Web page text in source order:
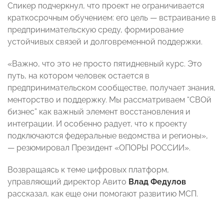
Спикер подчеркнул, что проект не ограничивается
краткосрочным обучением: его цель — встраивание в
предпринимательскую среду, формирование
устойчивых связей и долговременной поддержки.
«Важно, что это не просто пятидневный курс. Это
путь, на котором человек остается в
предпринимательском сообществе, получает знания,
менторство и поддержку. Мы рассматриваем “СВОй
бизнес” как важный элемент восстановления и
интеграции. И особенно радует, что к проекту
подключаются федеральные ведомства и регионы»,
— резюмировал Президент «ОПОРЫ РОССИИ».
Возвращаясь к теме цифровых платформ,
управляющий директор Авито Влад Федулов
рассказал, как еще они помогают развитию МСП.